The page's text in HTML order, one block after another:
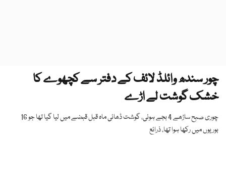
چور سندھ وائلڈ لائف کے دفتر سے کچھوے کا
خشک گوشت لے اڑے
چوری صبح ساڑھے 4 بجے ہوئی، گوشت ڈھائی ماہ قبل قبضے میں لیا گیا تھا جو 16
بوریوں میں رکھا ہوا تھا، ذرائع